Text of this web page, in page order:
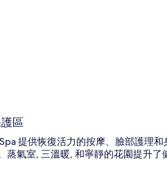
區
提供恢復活力的按摩、臉部護理和
蒸氣室, 三溫暖, 和寧靜的花園提升了